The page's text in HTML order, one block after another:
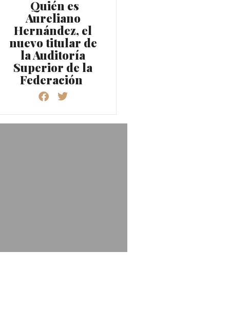
Quién es
Aureliano
Hernández, el
nuevo titular de
la Auditoría
Superior de la
Federación